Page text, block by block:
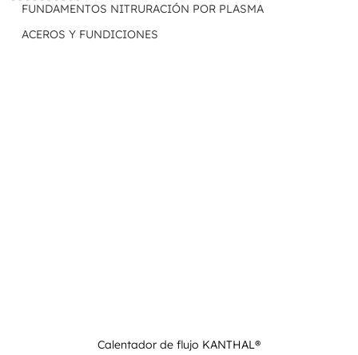
FUNDAMENTOS NITRURACIÓN POR PLASMA
ACEROS Y FUNDICIONES
Calentador de flujo KANTHAL®